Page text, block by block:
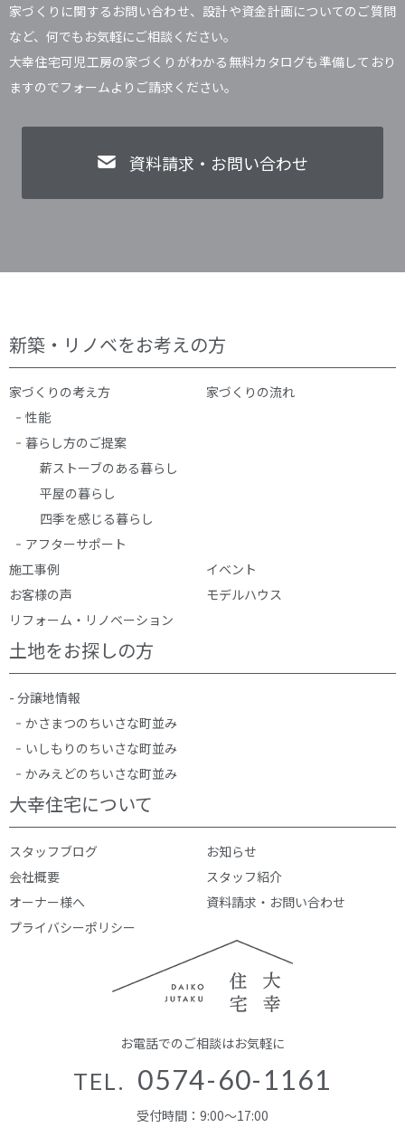
家づくりに関するお問い合わせ、設計や資金計画についてのご質問
など、何でもお気軽にご相談ください。
大幸住宅可児工房の家づくりがわかる無料カタログも準備しており
ますのでフォームよりご請求ください。
資料請求・お問い合わせ
お電話でのご相談はお気軽に
TEL. 0574-60-1161
受付時間：9:00～17:00
新築・リノベをお考えの方
家づくりの考え方
性能
暮らし方のご提案
薪ストーブのある暮らし
平屋の暮らし
四季を感じる暮らし
アフターサポート
家づくりの流れ
施工事例
イベント
お客様の声
モデルハウス
リフォーム・リノベーション
土地をお探しの方
- 分譲地情報
かさまつのちいさな町並み
いしもりのちいさな町並み
かみえどのちいさな町並み
大幸住宅について
スタッフブログ
お知らせ
会社概要
スタッフ紹介
オーナー様へ
資料請求・お問い合わせ
プライバシーポリシー